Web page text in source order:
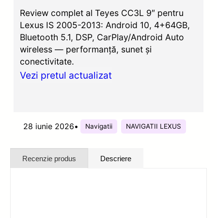
Review complet al Teyes CC3L 9″ pentru
Lexus IS 2005-2013: Android 10, 4+64GB,
Bluetooth 5.1, DSP, CarPlay/Android Auto
wireless — performanță, sunet și
conectivitate.
Vezi pretul actualizat
28 iunie 2026• Navigatii NAVIGATII LEXUS
Recenzie produs Descriere